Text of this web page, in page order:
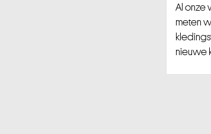
Al onze
meten
nieuwe